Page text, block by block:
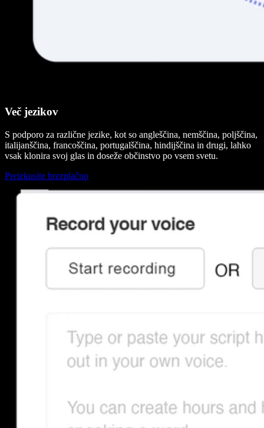
Več jezikov
S podporo za različne jezike, kot so angleščina, nemščina, poljščina,
italijanščina, francoščina, portugalščina, hindijščina in drugi, lahko
vsak klonira svoj glas in doseže občinstvo po vsem svetu.
Preizkusite brezplačno